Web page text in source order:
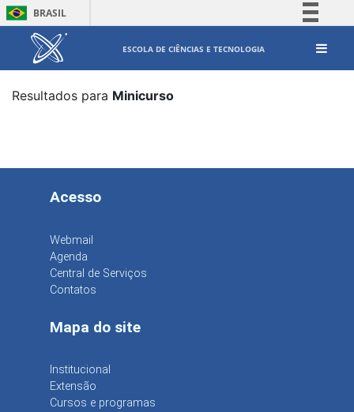
BRASIL
ESCOLA DE CIÊNCIAS E TECNOLOGIA
Resultados para Minicurso
Acesso
Webmail
Agenda
Central de Serviços
Contatos
Mapa do site
Institucional
Extensão
Cursos e programas